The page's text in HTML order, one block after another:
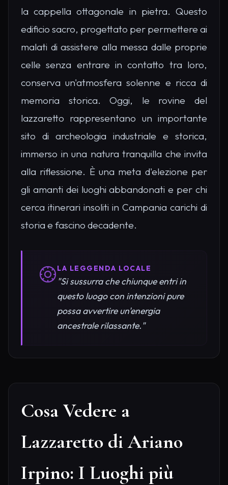
la cappella ottagonale in pietra. Questo
edificio sacro, progettato per permettere ai
malati di assistere alla messa dalle proprie
celle senza entrare in contatto tra loro,
conserva un'atmosfera solenne e ricca di
memoria storica. Oggi, le rovine del
lazzaretto rappresentano un importante
sito di archeologia industriale e storica,
immerso in una natura tranquilla che invita
alla riflessione. È una meta d'elezione per
gli amanti dei luoghi abbandonati e per chi
cerca itinerari insoliti in Campania carichi di
storia e fascino decadente.
LA LEGGENDA LOCALE
"Si sussurra che chiunque entri in
questo luogo con intenzioni pure
possa avvertire un'energia
ancestrale rilassante."
Cosa Vedere a
Lazzaretto di Ariano
Irpino: I Luoghi più